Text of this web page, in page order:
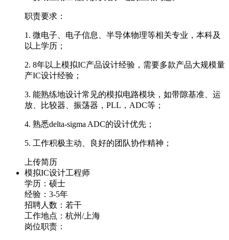
职责要求：
1. 微电子、电子信息、半导体物理等相关专业，本科及
以上学历；
2. 8年以上模拟IC产品设计经验，需要多款产品大规模量
产IC设计经验；
3. 能熟练地设计常见的模拟电路模块，如带隙基准、运
放、比较器、振荡器，PLL，ADC等；
4. 熟悉delta-sigma ADC的设计优先；
5. 工作积极主动、良好的团队协作精神；
上传简历
模拟IC设计工程师
学历：硕士
经验：3-5年
招聘人数：若干
工作地点：杭州/上海
岗位职责：